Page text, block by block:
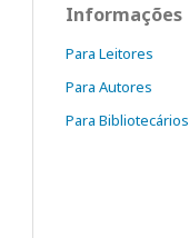
Informações
Para Leitores
Para Autores
Para Bibliotecários